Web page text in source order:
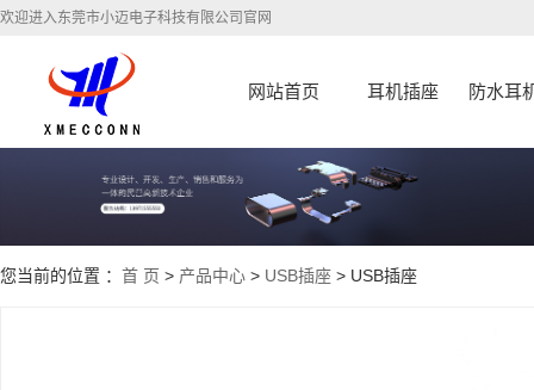
欢迎进入东莞市小迈电子科技有限公司官网
网站首页 耳机插座 防水耳
您当前的位置 ： 首 页 > 产品中心 > USB插座 > USB插座